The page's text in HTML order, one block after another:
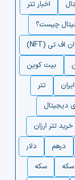
اخبار تتر
چیست؟
ان اف تی (NFT)
بیت کوین
تتر
دیجیتال
خرید تتر ارزان
درهم
دلار
سکه
سکه